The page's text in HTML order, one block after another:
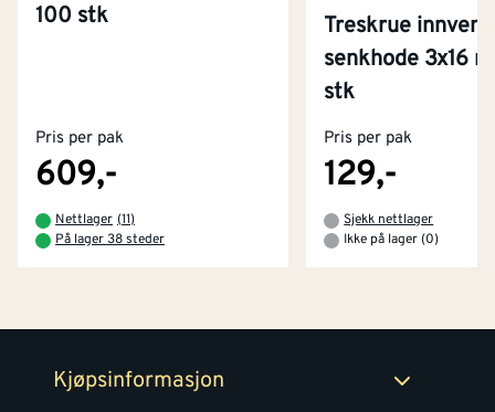
100 stk
Pris per pak
609,-
Nettlager (11)
På lager 38 steder
Treskrue
senkhode 3x16
stk
Pris per pak
129,-
Sjekk nettlager
Ikke på lager (0)
Kjøpsinformasjon
Kjøpsbetingelser
Retur- og angrerettsskjema
Tjenester
Montér Klubb
Byggevarehus og åpningstider
Prismatch